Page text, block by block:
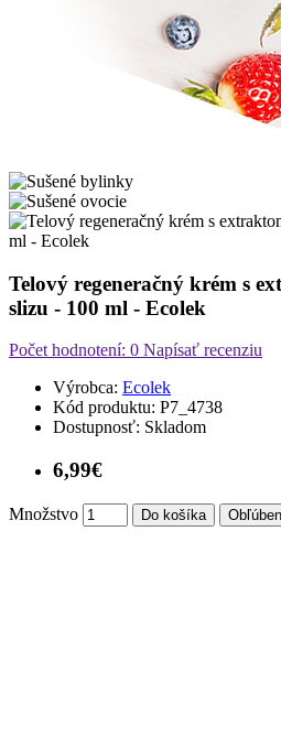
Telový regeneračný krém s
slizu - 100 ml - Ecolek
Počet hodnotení: 0 Napísať recenziu
Výrobca: Ecolek
Kód produktu: P7_4738
Dostupnosť: Skladom
6,99€
Množstvo Do košíka